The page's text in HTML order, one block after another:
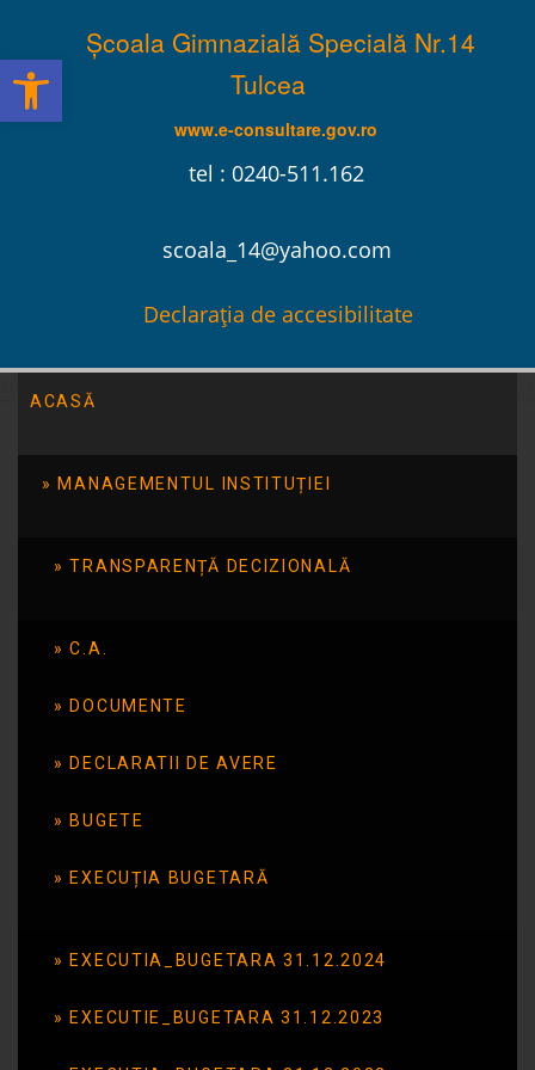
Școala Gimnazială Specială Nr.14
Tulcea
www.e-consultare.gov.ro
tel : 0240-511.162
scoala_14@yahoo.com
Declarația de accesibilitate
ACASĂ
MANAGEMENTUL INSTITUȚIEI
TRANSPARENȚĂ DECIZIONALĂ
C.A.
DOCUMENTE
DECLARATII DE AVERE
BUGETE
EXECUȚIA BUGETARĂ
EXECUTIA_BUGETARA 31.12.2024
EXECUTIE_BUGETARA 31.12.2023
prin arte combinate
Publicat în data de: 19 octombrie 2016
Deschide bara de unelte